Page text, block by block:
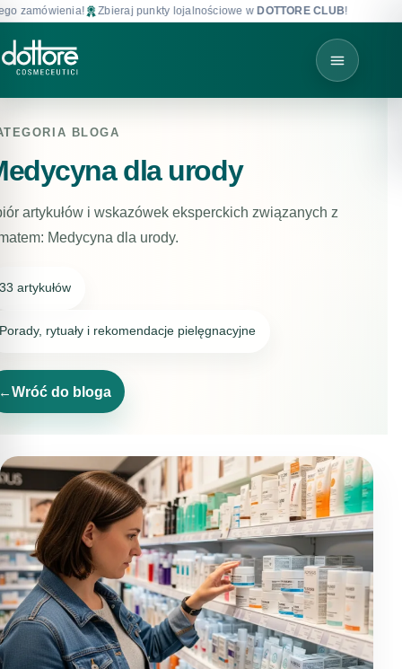
Zbieraj punkty lojalnościowe wDOTTORE CLUB! Darmowa
BLOGA
dla urody
artykułów i wskazówek eksperckich związanych z
Medycyna dla urody.
33 artykułów
Porady, rytuały i rekomendacje pielęgnacyjne
Wróć do bloga